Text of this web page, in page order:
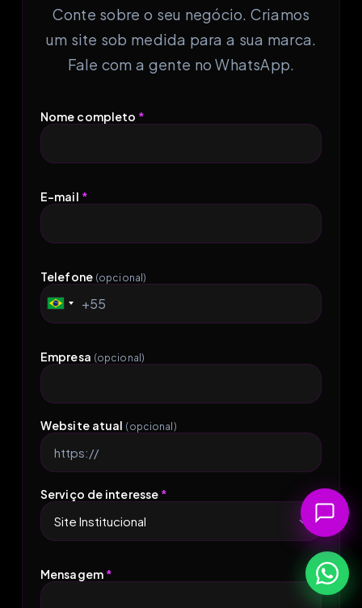
Conte sobre o seu negócio. Criamos
um site sob medida para a sua marca.
Fale com a gente no WhatsApp.
Nome completo *
E-mail *
Telefone (opcional)
Brazil
+55
+55
Empresa (opcional)
Website atual (opcional)
Serviço de interesse *
Mensagem *